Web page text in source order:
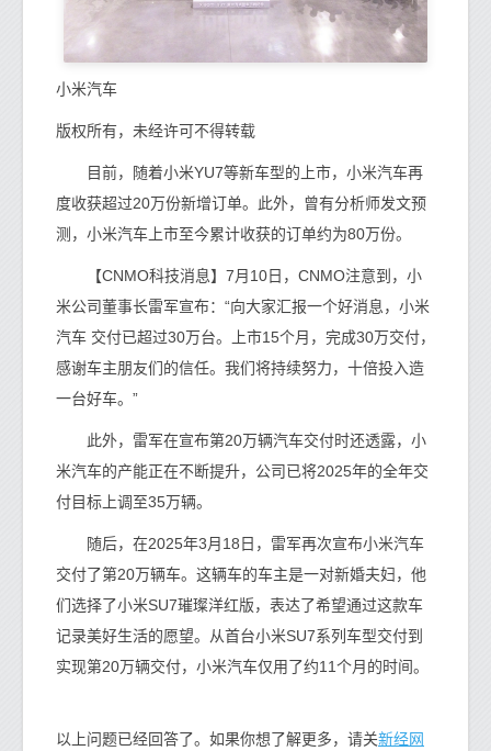
小米汽车
版权所有，未经许可不得转载
目前，随着小米YU7等新车型的上市，小米汽车再
度收获超过20万份新增订单。此外，曾有分析师发文预
测，小米汽车上市至今累计收获的订单约为80万份。
【CNMO科技消息】7月10日，CNMO注意到，小
米公司董事长雷军宣布：“向大家汇报一个好消息，小米
汽车 交付已超过30万台。上市15个月，完成30万交付，
感谢车主朋友们的信任。我们将持续努力，十倍投入造
一台好车。”
此外，雷军在宣布第20万辆汽车交付时还透露，小
米汽车的产能正在不断提升，公司已将2025年的全年交
付目标上调至35万辆。
随后，在2025年3月18日，雷军再次宣布小米汽车
交付了第20万辆车。这辆车的车主是一对新婚夫妇，他
们选择了小米SU7璀璨洋红版，表达了希望通过这款车
记录美好生活的愿望。从首台小米SU7系列车型交付到
实现第20万辆交付，小米汽车仅用了约11个月的时间。
以上问题已经回答了。如果你想了解更多，请关新经网